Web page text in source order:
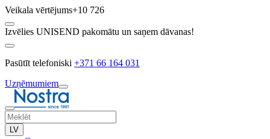
Veikala vērtējums+10 726
Izvēlies UNISEND pakomātu un saņem dāvanas!
Pasūtīt telefoniski +371 66 164 031
Uzņēmumiem
LV